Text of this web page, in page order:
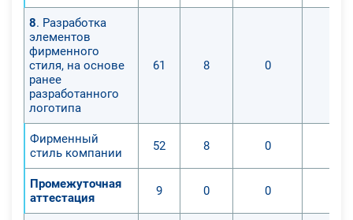
8. Разработка
элементов
фирменного
стиля, на основе
ранее
разработанного
логотипа
61 8 0
Фирменный
стиль компании
52 8 0
Промежуточная
аттестация
9 0 0